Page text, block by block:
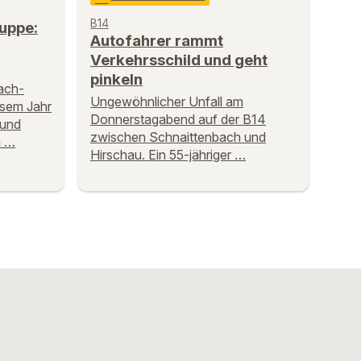
Jahr
…
B14
Autofahrer rammt
Verkehrsschild und geht
pinkeln
Ungewöhnlicher Unfall am
Donnerstagabend auf der B14
zwischen Schnaittenbach und
Hirschau. Ein 55-jähriger …